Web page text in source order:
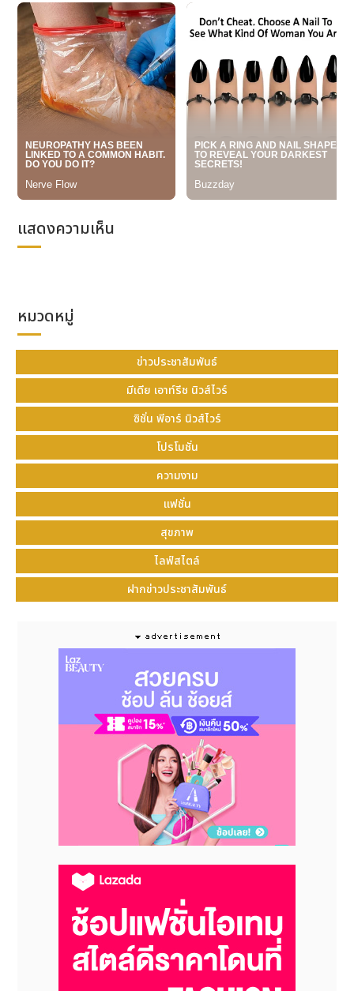
Images of photo spot, special cafe menu
and character items :
https://cdn.kyodonewsprwire.jp/prwfile/
Installations using the event's exclusive key
visuals and a photo spot where visitors can
take snapshots with the anime's characters
will be set up on the 450-meter-high Tembo
Galleria. Limited edition items and a special
available only at TOKYO SKYTREE.
Moreover, a special video for the event will
be shown at SKYTREE ROUND THEATER on the
350-meter-high Tembo Deck, where
windows are used as a giant screen. In
addition to Pokemon-themed special
lighting, "Captain Pikachu Greeting" will be
*To attend the "Captain Pikachu Greeting"
event, participants are required to obtain a
free greeting ticket in advance.
For more details about a greeting ticket,
please visit :
https://www.asoview.com/channel/tickets/
TOBU TOWER SKYTREE Co., Ltd. has expressed
hope that tourists from around the world to
Japan visit TOKYO SKYTREE for this event
แสดงความเห็น
หมวดหมู่
ข่าวประชาสัมพันธ์
มีเดีย เอาท์รีช นิวส์ไวร์
ซิชั่น พีอาร์ นิวส์ไวร์
โปรโมชั่น
ความงาม
แฟชั่น
สุขภาพ
ไลฟ์สไตล์
ฝากข่าวประชาสัมพันธ์